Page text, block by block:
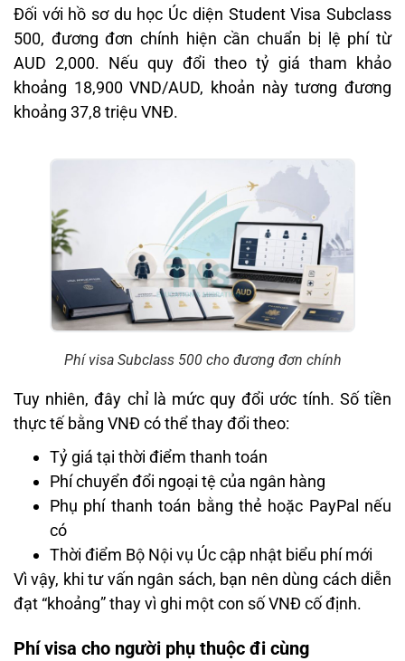
Đối với hồ sơ du học Úc diện Student Visa Subclass
500, đương đơn chính hiện cần chuẩn bị lệ phí từ
AUD 2,000. Nếu quy đổi theo tỷ giá tham khảo
khoảng 18,900 VND/AUD, khoản này tương đương
khoảng 37,8 triệu VNĐ.
Phí visa Subclass 500 cho đương đơn chính
Tuy nhiên, đây chỉ là mức quy đổi ước tính. Số tiền
thực tế bằng VNĐ có thể thay đổi theo:
Tỷ giá tại thời điểm thanh toán
Phí chuyển đổi ngoại tệ của ngân hàng
Phụ phí thanh toán bằng thẻ hoặc PayPal nếu
có
Thời điểm Bộ Nội vụ Úc cập nhật biểu phí mới
Vì vậy, khi tư vấn ngân sách, bạn nên dùng cách diễn
đạt “khoảng” thay vì ghi một con số VNĐ cố định.
Phí visa cho người phụ thuộc đi cùng